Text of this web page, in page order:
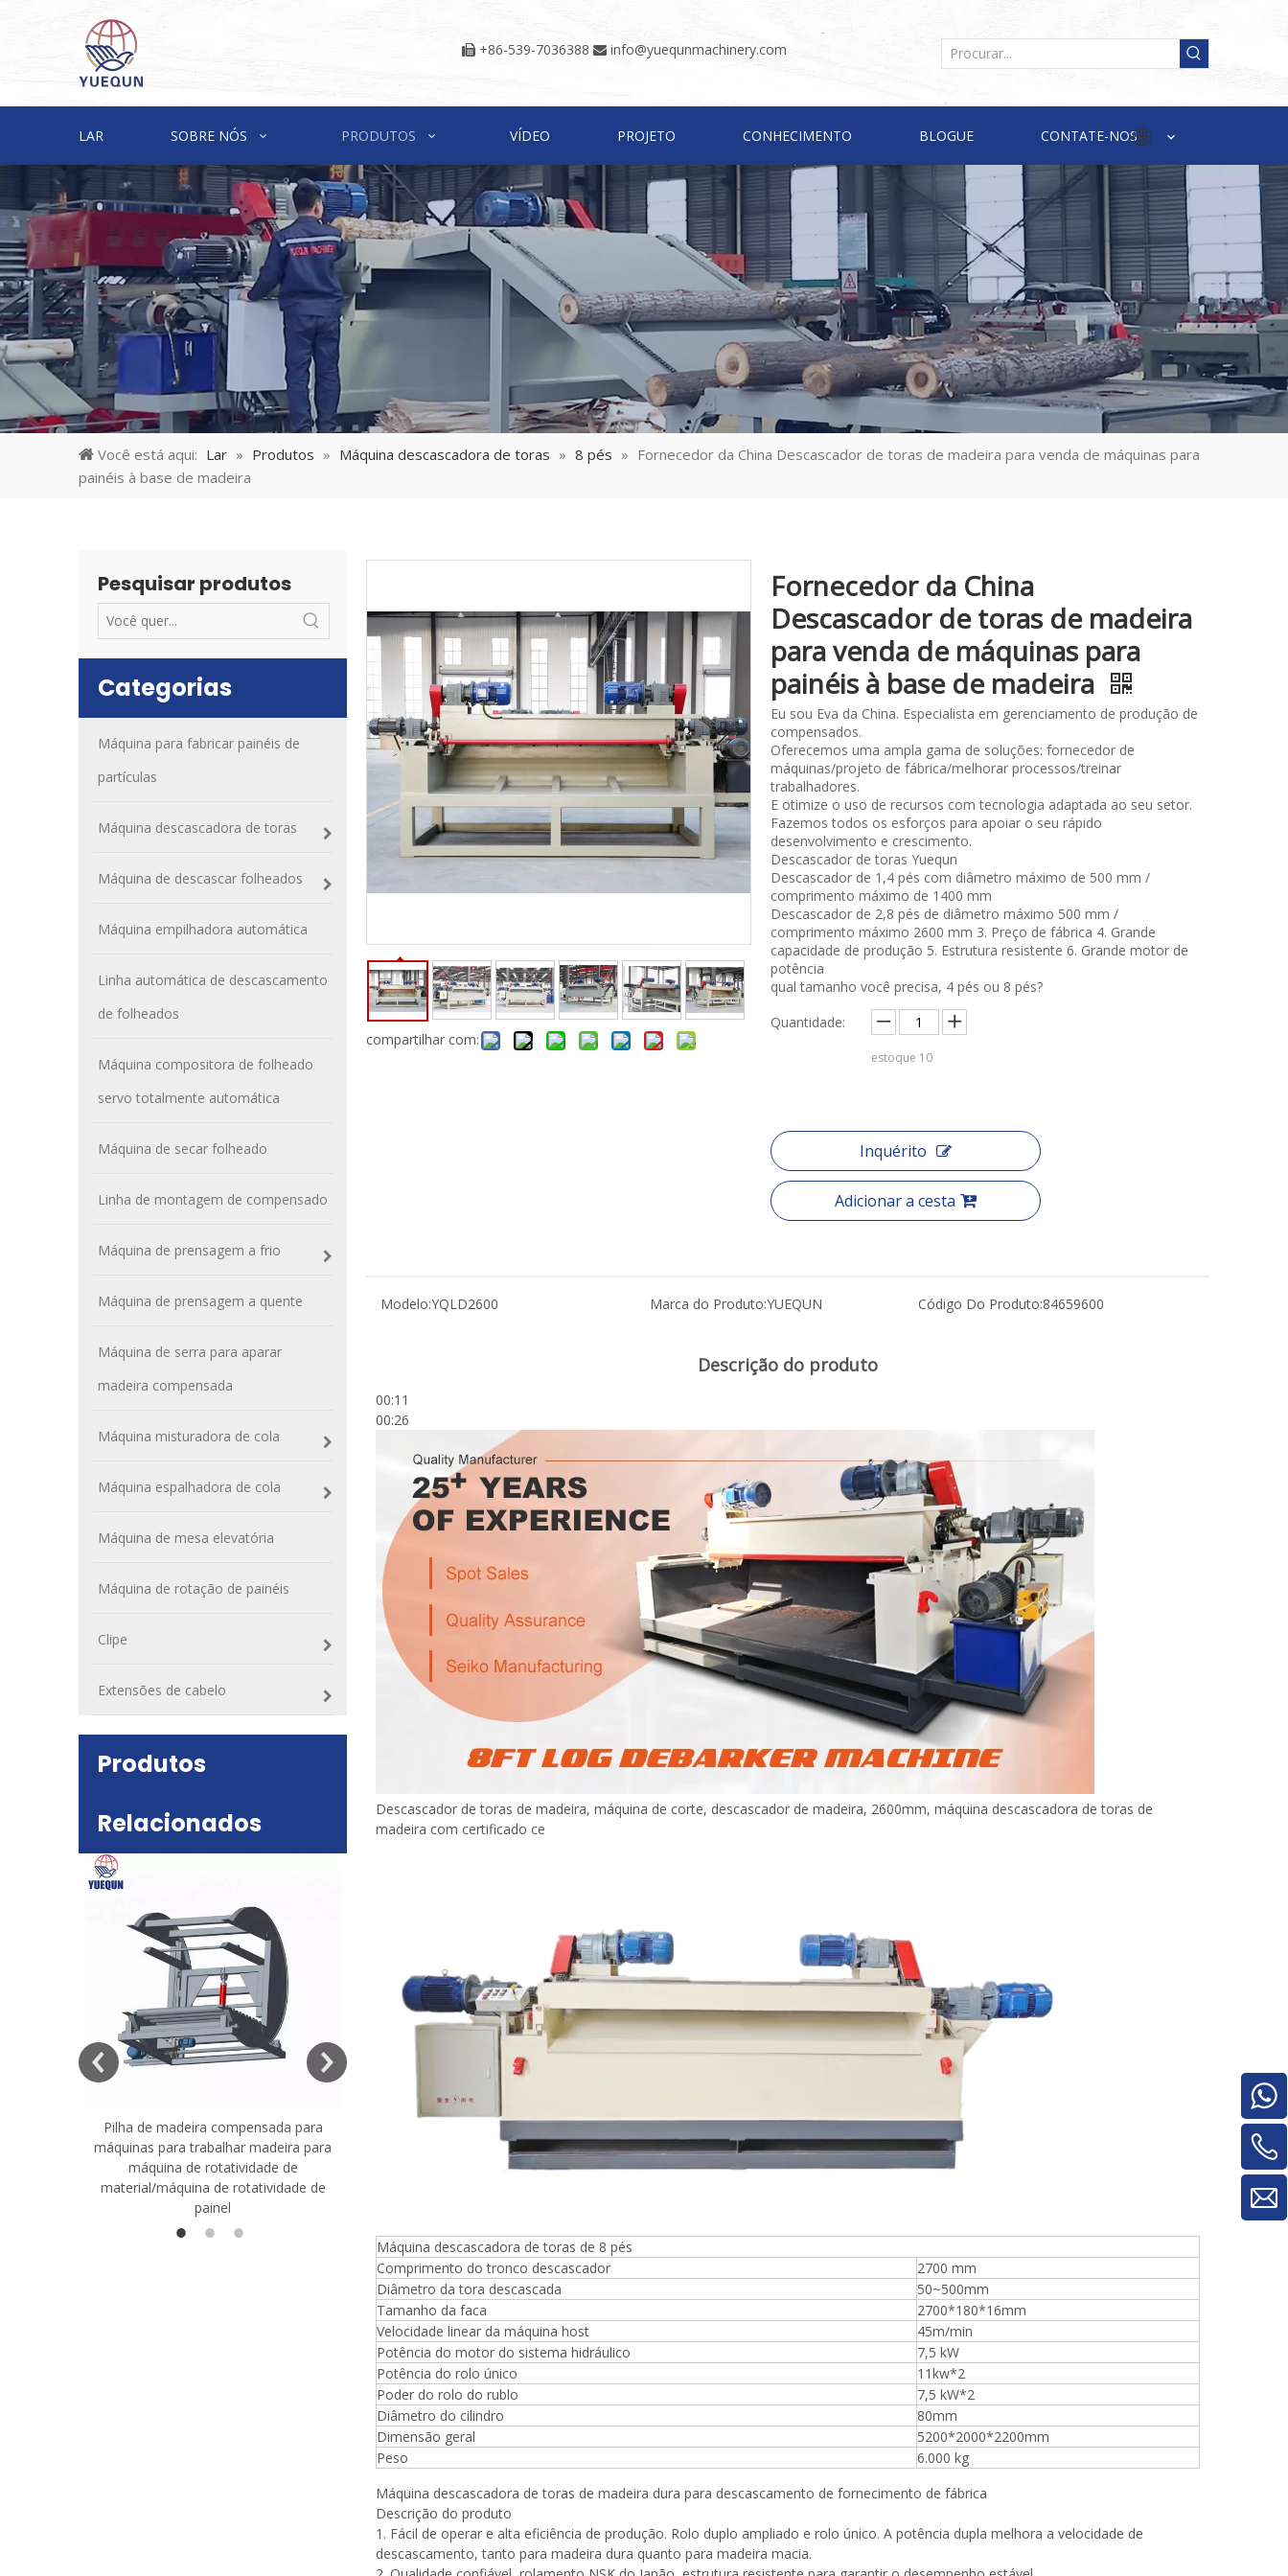
 +86-539-7036388  info@yuequnmachinery.com
LAR SOBRE NÓS PRODUTOS VÍDEO PROJETO CONHECIMENTO BLOGUE CONTATE-NOS
Você está aqui: Lar » Produtos » Máquina descascadora de toras » 8 pés » Fornecedor da China Descascador de toras de madeira para venda de máquinas para
painéis à base de madeira
Pesquisar produtos
Categorias
Máquina para fabricar painéis de
partículas
Máquina descascadora de toras
Máquina de descascar folheados
Máquina empilhadora automática
Linha automática de descascamento
de folheados
Máquina compositora de folheado
servo totalmente automática
Máquina de secar folheado
Linha de montagem de compensado
Máquina de prensagem a frio
Máquina de prensagem a quente
Máquina de serra para aparar
madeira compensada
Máquina misturadora de cola
Máquina espalhadora de cola
Máquina de mesa elevatória
Máquina de rotação de painéis
Clipe
Extensões de cabelo
Produtos
Relacionados
Pilha de madeira compensada para
máquinas para trabalhar madeira para
máquina de rotatividade de
material/máquina de rotatividade de
painel
Máquina espalhadora de cola para
madeira compensada, rolos de placa de
qualidade muito dura e inquebrável,
Máquina para fazer madeira
compensada Máquina de mesa
elevatória
compartilhar com:
Fornecedor da China
Descascador de toras de madeira
para venda de máquinas para
painéis à base de madeira
Eu sou Eva da China. Especialista em gerenciamento de produção de
compensados.
Oferecemos uma ampla gama de soluções: fornecedor de
máquinas/projeto de fábrica/melhorar processos/treinar
trabalhadores.
E otimize o uso de recursos com tecnologia adaptada ao seu setor.
Fazemos todos os esforços para apoiar o seu rápido
desenvolvimento e crescimento.
Descascador de toras Yuequn
Descascador de 1,4 pés com diâmetro máximo de 500 mm /
comprimento máximo de 1400 mm
Descascador de 2,8 pés de diâmetro máximo 500 mm /
comprimento máximo 2600 mm 3. Preço de fábrica 4. Grande
capacidade de produção 5. Estrutura resistente 6. Grande motor de
potência
qual tamanho você precisa, 4 pés ou 8 pés?
Quantidade:
estoque 10
Inquérito
Adicionar a cesta
Modelo:YQLD2600 Marca do Produto:YUEQUN Código Do Produto:84659600
Descrição do produto
00:11
00:26
Descascador de toras de madeira, máquina de corte, descascador de madeira, 2600mm, máquina descascadora de toras de
madeira com certificado ce
Máquina descascadora de toras de 8 pés
Comprimento do tronco descascador
2700 mm
Diâmetro da tora descascada
50~500mm
Tamanho da faca
2700*180*16mm
Velocidade linear da máquina host
45m/min
Potência do motor do sistema hidráulico
7,5 kW
Potência do rolo único
11kw*2
Poder do rolo do rublo
7,5 kW*2
Diâmetro do cilindro
80mm
Dimensão geral
5200*2000*2200mm
Peso
6.000 kg
Máquina descascadora de toras de madeira dura para descascamento de fornecimento de fábrica
Descrição do produto
1. Fácil de operar e alta eficiência de produção. Rolo duplo ampliado e rolo único. A potência dupla melhora a velocidade de
descascamento, tanto para madeira dura quanto para madeira macia.